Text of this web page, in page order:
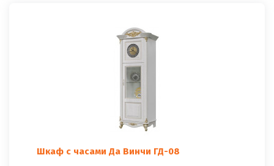
Шкаф с часами Да Винчи ГД-08